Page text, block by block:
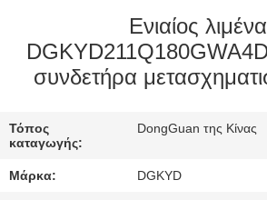
ΓΎΡΟΣ
ΕΡΓΟΣΤΑΣΊΩΝ
ΠΟΙΟΤΙΚΌΣ
ΈΛΕΓΧΟΣ
Ενιαίος
συνδετήρα
Τόπος
καταγωγής:
DongGuan της Κίνας
Μάρκα: DGKYD